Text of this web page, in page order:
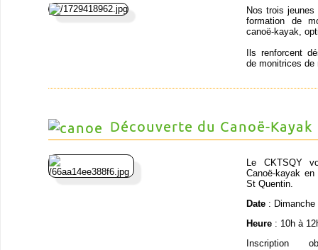
Nos trois
formation de
canoë-kayak,
Ils renforcent
de monitrices
Découverte du Canoë-Kayak
Le CKTSQY
Canoë-kayak
St Quentin.
Date :
Heure : 10h à
Inscription